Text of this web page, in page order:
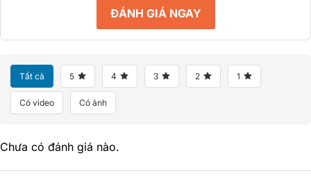
ĐÁNH GIÁ NGAY
Tất cả 5 4 3 2 1
Có video Có ảnh
Chưa có đánh giá nào.